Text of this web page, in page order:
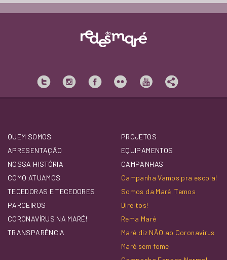
QUEM SOMOS
APRESENTAÇÃO
NOSSA HISTÓRIA
COMO ATUAMOS
TECEDORAS E TECEDORES
PARCEIROS
CORONAVÍRUS NA MARÉ!
TRANSPARÊNCIA
PROJETOS
EQUIPAMENTOS
CAMPANHAS
Campanha Vamos pra escola!
Somos da Maré. Temos
Direitos!
Rema Maré
Maré diz NÃO ao Coronavírus
Maré sem fome